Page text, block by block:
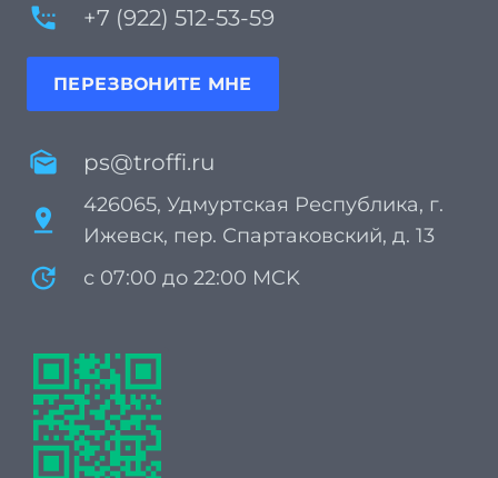
settings_phone +7 (922) 512-53-59
ПЕРЕЗВОНИТЕ МНЕ
mark_as_unread ps@troffi.ru
pin_drop
426065, Удмуртская Республика, г.
Ижевск, пер. Спартаковский, д. 13
update с 07:00 до 22:00 MCK